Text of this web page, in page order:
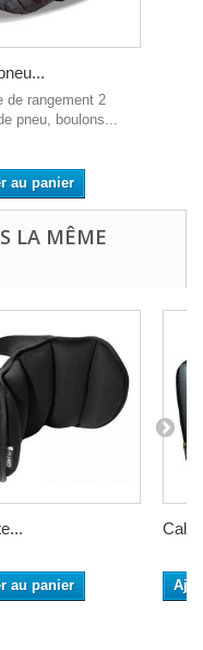
de rangement 2
pneu, boulons...
au panier
LA MÊME
au panier
Cale